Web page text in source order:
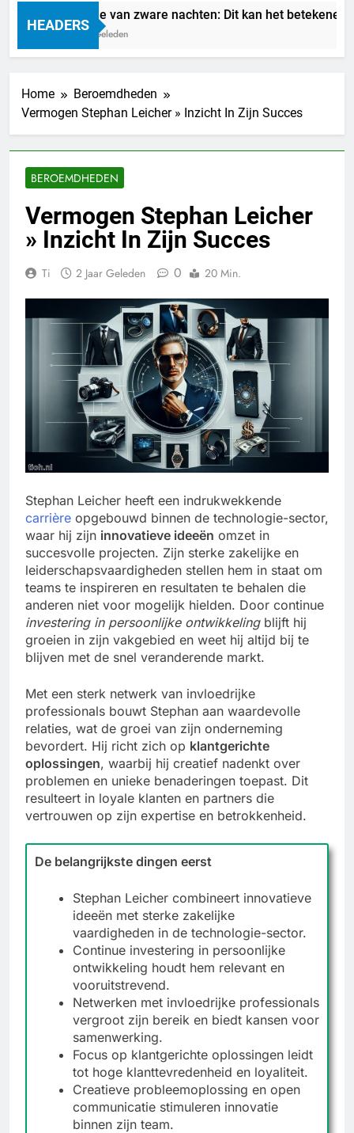
HEADERS
Droom je van zware nachten: Dit kan het betekenen
3 Dagen Geleden
Home
Beroemdheden
Vermogen Stephan Leicher » Inzicht In Zijn Succes
BEROEMDHEDEN
Vermogen Stephan Leicher
» Inzicht In Zijn Succes
Ti 2 Jaar Geleden 0 20 Min.
Stephan Leicher heeft een indrukwekkende
carrière opgebouwd binnen de technologie-sector,
waar hij zijn innovatieve ideeën omzet in
succesvolle projecten. Zijn sterke zakelijke en
leiderschapsvaardigheden stellen hem in staat om
teams te inspireren en resultaten te behalen die
anderen niet voor mogelijk hielden. Door continue
investering in persoonlijke ontwikkelingblijft hij
groeien in zijn vakgebied en weet hij altijd bij te
blijven met de snel veranderende markt.
Met een sterk netwerk van invloedrijke
professionals bouwt Stephan aan waardevolle
relaties, wat de groei van zijn onderneming
bevordert. Hij richt zich op klantgerichte
oplossingen, waarbij hij creatief nadenkt over
problemen en unieke benaderingen toepast. Dit
resulteert in loyale klanten en partners die
vertrouwen op zijn expertise en betrokkenheid.
De belangrijkste dingen eerst
Stephan Leicher combineert innovatieve
ideeën met sterke zakelijke
vaardigheden in de technologie-sector.
Continue investering in persoonlijke
ontwikkeling houdt hem relevant en
vooruitstrevend.
Netwerken met invloedrijke professionals
vergroot zijn bereik en biedt kansen voor
samenwerking.
Focus op klantgerichte oplossingen leidt
tot hoge klanttevredenheid en loyaliteit.
Creatieve probleemoplossing en open
communicatie stimuleren innovatie
binnen zijn team.